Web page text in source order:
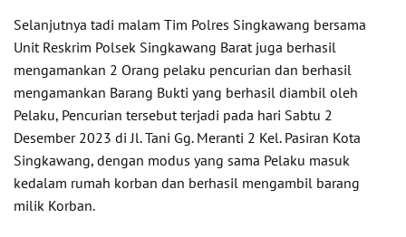
Selanjutnya tadi malam Tim Polres Singkawang bersama
Unit Reskrim Polsek Singkawang Barat juga berhasil
mengamankan 2 Orang pelaku pencurian dan berhasil
mengamankan Barang Bukti yang berhasil diambil oleh
Pelaku, Pencurian tersebut terjadi pada hari Sabtu 2
Desember 2023 di Jl. Tani Gg. Meranti 2 Kel. Pasiran Kota
Singkawang, dengan modus yang sama Pelaku masuk
kedalam rumah korban dan berhasil mengambil barang
milik Korban.